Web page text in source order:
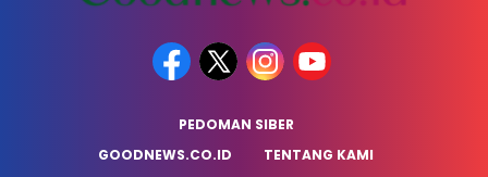
PEDOMAN SIBER
GOODNEWS.CO.ID
TENTANG KAMI